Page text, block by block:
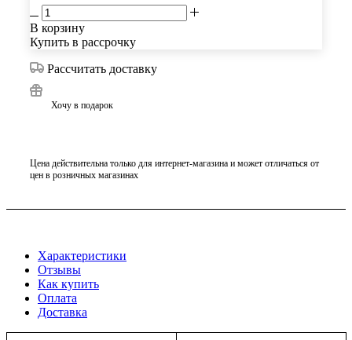
В корзину
Купить в рассрочку
Рассчитать доставку
Хочу в подарок
Цена действительна только для интернет-магазина и может отличаться от
цен в розничных магазинах
Характеристики
Отзывы
Как купить
Оплата
Доставка